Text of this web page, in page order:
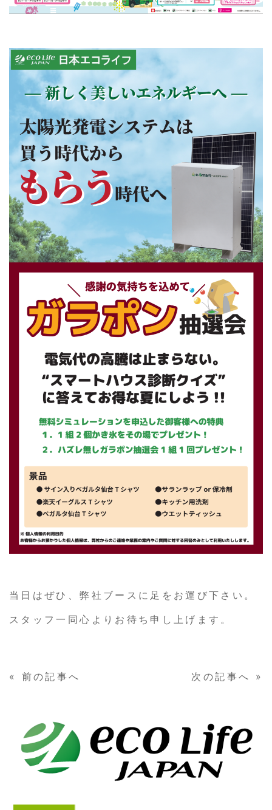
当日はぜひ、弊社ブースに足をお運び下さい。
スタッフ一同心よりお待ち申し上げます。
« 前の記事へ 次の記事へ »